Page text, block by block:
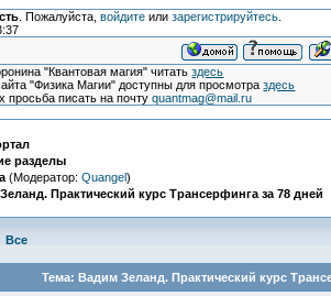
. Пожалуйста, войдитеили зарегистрируйтесь.
"Квантовая магия" читатьздесь
"Физика Магии" доступны для просмотраздесь
просьба писать на почтуquantmag@mail.ru
разделы
(Модератор: Quangel)
Практический курс Трансерфинга за 78 дней
Все
Тема: Вадим Зеланд. Практический курс